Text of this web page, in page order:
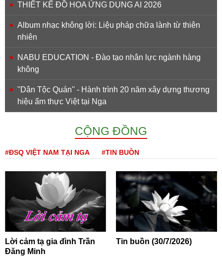
THIẾT KẾ ĐỒ HỌA ỨNG DỤNG AI 2026
Album nhạc không lời: Liệu pháp chữa lành từ thiên
nhiên
NABU EDUCATION - Đào tạo nhân lực ngành hàng
không
''Dân Tộc Quán'' - Hành trình 20 năm xây dựng thương
hiệu ẩm thực Việt tại Nga
CỘNG ĐỒNG
#ĐSQ VIỆT NAM TẠI NGA #TIN BUỒN
Lời cảm tạ gia đình Trần
Đăng Minh
Tin buồn (30/7/2026)